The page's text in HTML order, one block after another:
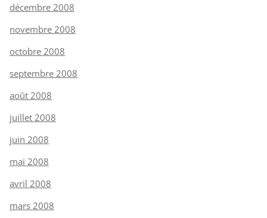
décembre 2008
novembre 2008
octobre 2008
septembre 2008
août 2008
juillet 2008
juin 2008
mai 2008
avril 2008
mars 2008